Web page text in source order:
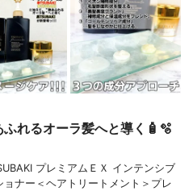
れるオーラ髪へと導く🧴🫧
プレミアムＥＸ インテンシブ
ナー＜ヘアトリートメント＞プレ